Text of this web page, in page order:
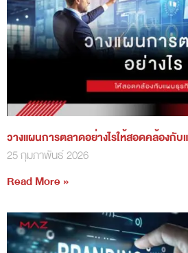
วางแผนการตลาดอย่างไรให้สอดคล้องกั
25 กุมภาพันธ์ 2026
Read More »